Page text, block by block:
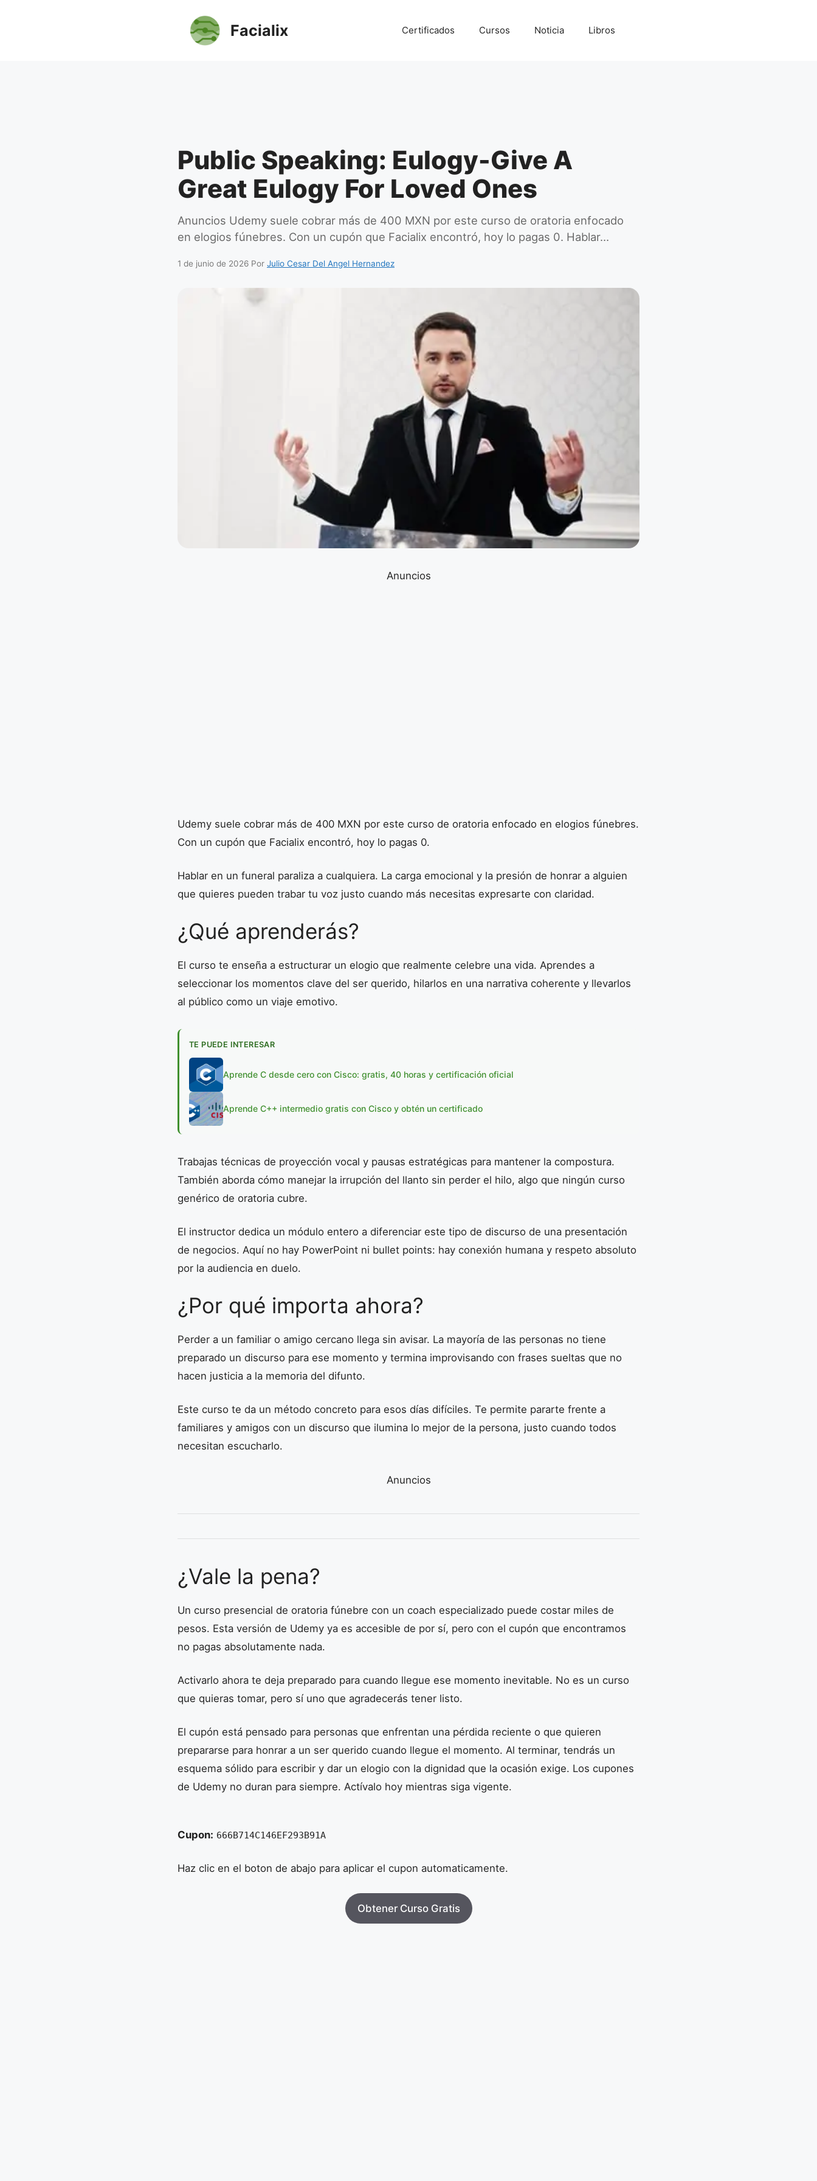
Facialix Certificados Cursos Noticia Libros
Public Speaking: Eulogy-Give A
Great Eulogy For Loved Ones
Anuncios Udemy suele cobrar más de 400 MXN por este curso de oratoria enfocado
en elogios fúnebres. Con un cupón que Facialix encontró, hoy lo pagas 0. Hablar…
1 de junio de 2026 Por Julio Cesar Del Angel Hernandez
Anuncios
Udemy suele cobrar más de 400 MXN por este curso de oratoria enfocado en elogios fúnebres.
Con un cupón que Facialix encontró, hoy lo pagas 0.
Hablar en un funeral paraliza a cualquiera. La carga emocional y la presión de honrar a alguien
que quieres pueden trabar tu voz justo cuando más necesitas expresarte con claridad.
¿Qué aprenderás?
El curso te enseña a estructurar un elogio que realmente celebre una vida. Aprendes a
seleccionar los momentos clave del ser querido, hilarlos en una narrativa coherente y llevarlos
al público como un viaje emotivo.
TE PUEDE INTERESAR
Aprende C desde cero con Cisco: gratis, 40 horas y certificación oficial
Aprende C++ intermedio gratis con Cisco y obtén un certificado
Trabajas técnicas de proyección vocal y pausas estratégicas para mantener la compostura.
También aborda cómo manejar la irrupción del llanto sin perder el hilo, algo que ningún curso
genérico de oratoria cubre.
El instructor dedica un módulo entero a diferenciar este tipo de discurso de una presentación
de negocios. Aquí no hay PowerPoint ni bullet points: hay conexión humana y respeto absoluto
por la audiencia en duelo.
¿Por qué importa ahora?
Perder a un familiar o amigo cercano llega sin avisar. La mayoría de las personas no tiene
preparado un discurso para ese momento y termina improvisando con frases sueltas que no
hacen justicia a la memoria del difunto.
Este curso te da un método concreto para esos días difíciles. Te permite pararte frente a
familiares y amigos con un discurso que ilumina lo mejor de la persona, justo cuando todos
necesitan escucharlo.
Anuncios
¿Vale la pena?
Un curso presencial de oratoria fúnebre con un coach especializado puede costar miles de
pesos. Esta versión de Udemy ya es accesible de por sí, pero con el cupón que encontramos
no pagas absolutamente nada.
Activarlo ahora te deja preparado para cuando llegue ese momento inevitable. No es un curso
que quieras tomar, pero sí uno que agradecerás tener listo.
El cupón está pensado para personas que enfrentan una pérdida reciente o que quieren
prepararse para honrar a un ser querido cuando llegue el momento. Al terminar, tendrás un
esquema sólido para escribir y dar un elogio con la dignidad que la ocasión exige. Los cupones
de Udemy no duran para siempre. Actívalo hoy mientras siga vigente.
Cupon: 666B714C146EF293B91A
Haz clic en el boton de abajo para aplicar el cupon automaticamente.
Obtener Curso Gratis